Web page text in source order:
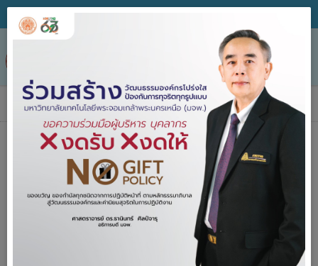
ข่าวประกาศจัดซื้อจัดจ้าง
ประกาศจัด
ซื้อจัดจ้าง 2557-2567